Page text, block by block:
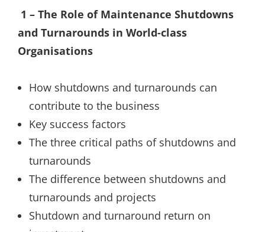
1 – The Role of Maintenance Shutdowns
and Turnarounds in World-class
Organisations
How shutdowns and turnarounds can
contribute to the business
Key success factors
The three critical paths of shutdowns and
turnarounds
The difference between shutdowns and
turnarounds and projects
Shutdown and turnaround return on